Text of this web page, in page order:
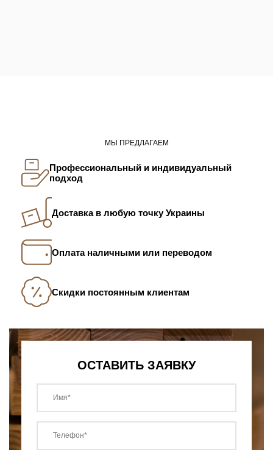
МЫ ПРЕДЛАГАЕМ
Профессиональный и индивидуальный
подход
Доставка в любую точку Украины
Оплата наличными или переводом
Скидки постоянным клиентам
ОСТАВИТЬ ЗАЯВКУ